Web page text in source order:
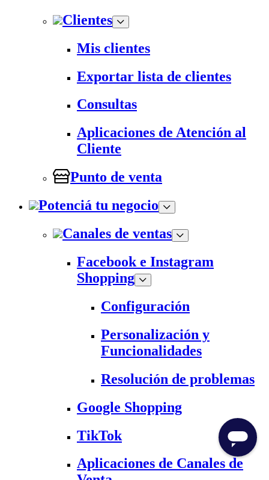
Clientes
Mis clientes
Exportar lista de clientes
Consultas
Aplicaciones de Atención al
Cliente
Punto de venta
Potenciá tu negocio
Canales de ventas
Facebook e Instagram
Shopping
Configuración
Personalización y
Funcionalidades
Resolución de problemas
Google Shopping
TikTok
Aplicaciones de Canales de